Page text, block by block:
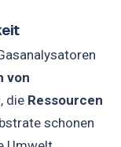
von
die Ressourcen
schonen